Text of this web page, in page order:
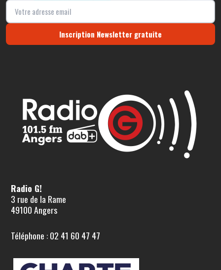
Inscription Newsletter gratuite
Radio G!
3 rue de la Rame
49100 Angers
Téléphone : 02 41 60 47 47